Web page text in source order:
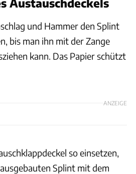
Austauschdeckels
und Hammer den Splint
bis man ihn mit der Zange
kann. Das Papier schützt
ANZEIGE
so einsetzen,
Splint mit dem